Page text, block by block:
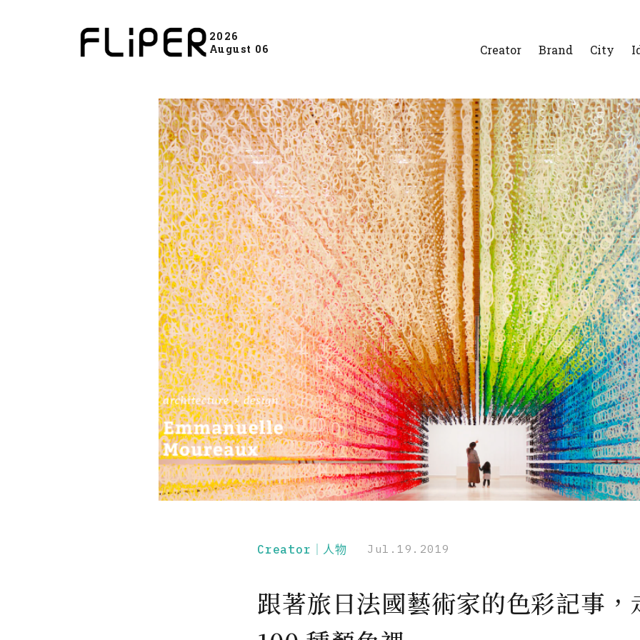
2026
August 06
Creator Brand City
Creator｜人物 Jul.19.2019
跟著旅日法國藝術家的色彩記事，